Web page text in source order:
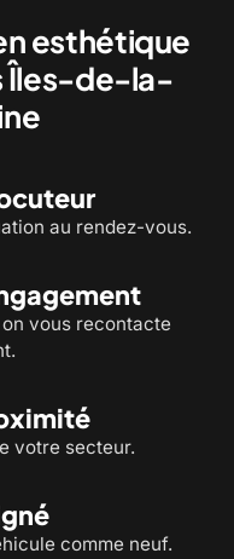
esthétique
Îles-de-la-
au rendez-vous.
vous recontacte
votre secteur.
comme neuf.